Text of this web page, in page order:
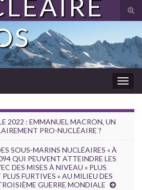
2022 : EMMANUEL MACRON, UN
PRO-NUCLÉAIRE ?
SOUS-MARINS NUCLÉAIRES « À
QUI PEUVENT ATTEINDRE LES
DES MISES À NIVEAU « PLUS
PLUS FURTIVES » AU MILIEU DES
GUERRE MONDIALE